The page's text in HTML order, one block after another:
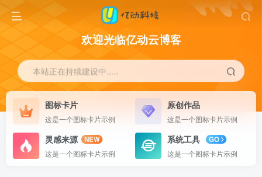
欢迎光临亿动云博客
本站正在持续建设中.....
图标卡片
这是一个图标卡片示例
原创作品
这是一个图标卡片示例
灵感来源
NEW
这是一个图标卡片示例
系统工具
GO
这是一个图标卡片示例